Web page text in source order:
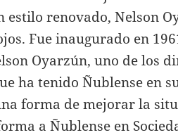
estilo renovado, Nelson
Fue inaugurado en
Oyarzún, uno de los
ha tenido Ñublense en
forma de mejorar la
a Ñublense en